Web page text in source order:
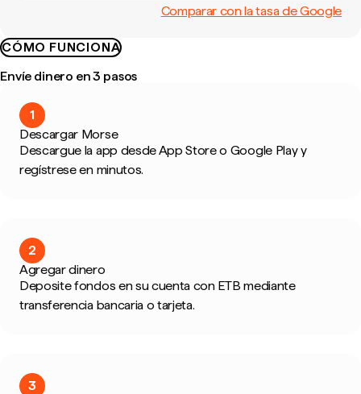
Comparar con la tasa de Google
CÓMO FUNCIONA
Envíe dinero en 3 pasos
1
Descargar Morse
Descargue la app desde App Store o Google Play y
regístrese en minutos.
2
Agregar dinero
Deposite fondos en su cuenta con ETB mediante
transferencia bancaria o tarjeta.
3